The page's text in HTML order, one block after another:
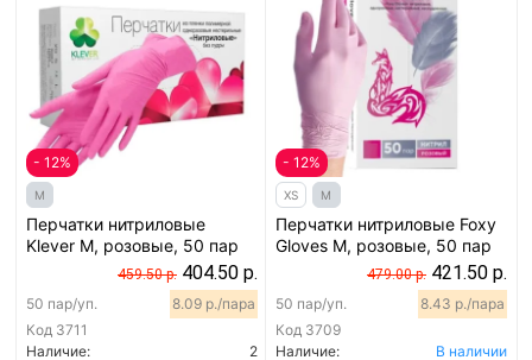
- 12%
M
Перчатки нитриловые
Klever M, розовые, 50 пар
459.50 р. 404.50 р.
Код 3711
50 пар/уп. 8.09 р./пара
Наличие:
2
- 12%
XS M
Перчатки нитриловые Foxy
Gloves M, розовые, 50 пар
479.00 р. 421.50 р.
Код 3709
50 пар/уп. 8.43 р./пара
Наличие:
В наличии